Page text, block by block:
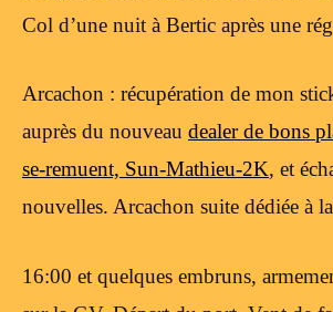
Col d’une nuit à Bertic après une
Arcachon : récupération de mon
auprès du nouveau dealer de bons
se-remuent, Sun-Mathieu-2K, et
nouvelles. Arcachon suite dédiée à
16:00 et quelques embruns,